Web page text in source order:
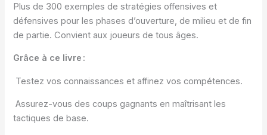
Plus de 300 exemples de stratégies offensives et
défensives pour les phases d’ouverture, de milieu et de fin
de partie. Convient aux joueurs de tous âges.
Grâce à ce livre :
Testez vos connaissances et affinez vos compétences.
Assurez-vous des coups gagnants en maîtrisant les
tactiques de base.